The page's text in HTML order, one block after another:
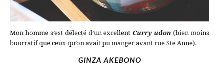
Mon homme s’est délecté d’un excellentCurry udon (bien moins
bourratif que ceux qu’on avait pu manger avant rue Ste Anne).
GINZA AKEBONO